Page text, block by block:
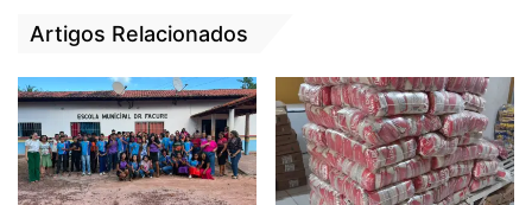
Artigos Relacionados